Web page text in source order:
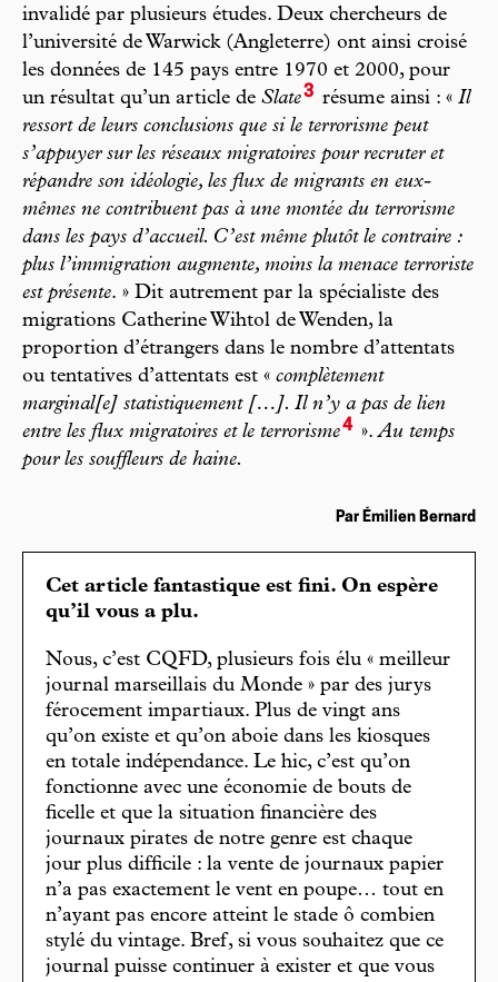
invalidé par plusieurs études. Deux chercheurs de
l’université de Warwick (Angleterre) ont ainsi croisé
les données de 145 pays entre 1970 et 2000, pour
un résultat qu’un article de Slate3 résume ainsi : « Il
ressort de leurs conclusions que si le terrorisme peut
s’appuyer sur les réseaux migratoires pour recruter et
répandre son idéologie, les flux de migrants en eux-
mêmes ne contribuent pas à une montée du terrorisme
dans les pays d’accueil. C’est même plutôt le contraire :
plus l’immigration augmente, moins la menace terroriste
est présente. » Dit autrement par la spécialiste des
migrations Catherine Wihtol de Wenden, la
proportion d’étrangers dans le nombre d’attentats
ou tentatives d’attentats est « complètement
marginal[e] statistiquement […]. Il n’y a pas de lien
entre les flux migratoires et le terrorisme4 ».Au temps
pour les souffleurs de haine.
Par Émilien Bernard
Cet article fantastique est fini. On espère
qu’il vous a plu.
Nous, c’est CQFD, plusieurs fois élu « meilleur
journal marseillais du Monde » par des jurys
férocement impartiaux. Plus de vingt ans
qu’on existe et qu’on aboie dans les kiosques
en totale indépendance. Le hic, c’est qu’on
fonctionne avec une économie de bouts de
ficelle et que la situation financière des
journaux pirates de notre genre est chaque
jour plus difficile : la vente de journaux papier
n’a pas exactement le vent en poupe… tout en
n’ayant pas encore atteint le stade ô combien
stylé du vintage. Bref, si vous souhaitez que ce
journal puisse continuer à exister et que vous